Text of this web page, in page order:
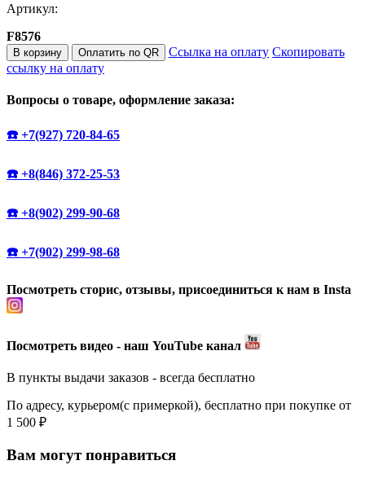
Артикул:
F8576
В корзину Оплатить по QR Ссылка на оплату Скопировать
ссылку на оплату
Вопросы о товаре, оформление заказа:
☎️ +7(927) 720-84-65
☎️ +8(846) 372-25-53
☎️ +8(902) 299-90-68
☎️ +7(902) 299-98-68
Посмотреть сторис, отзывы, присоединиться к нам в Insta
Посмотреть видео - наш YouTube канал
В пункты выдачи заказов - всегда бесплатно
По адресу, курьером(с примеркой), бесплатно при покупке от
1 500 ₽
Вам могут понравиться